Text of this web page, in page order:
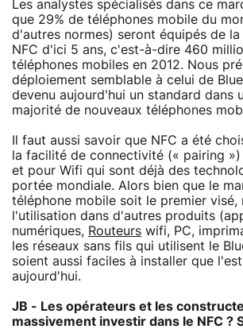
Les analystes spécialisés dans ce
que 29% de téléphones mobile du
d'autres normes) seront équipés de
NFC d'ici 5 ans, c'est-à-dire 460
téléphones mobiles en 2012. Nous
déploiement semblable à celui de
devenu aujourd'hui un standard dans
majorité de nouveaux téléphones
Il faut aussi savoir que NFC a été
la facilité de connectivité (« pairing
et pour Wifi qui sont déjà des
portée mondiale. Alors bien que le
téléphone mobile soit le premier visé,
l'utilisation dans d'autres produits
numériques, Routeurs wifi, PC,
les réseaux sans fils qui utilisent le
soient aussi faciles à installer que
aujourd'hui.
JB - Les opérateurs et les
massivement investir dans le NFC ?